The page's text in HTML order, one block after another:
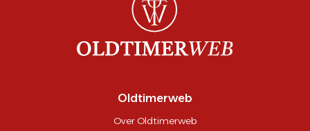
Oldtimerweb
Over Oldtimerweb